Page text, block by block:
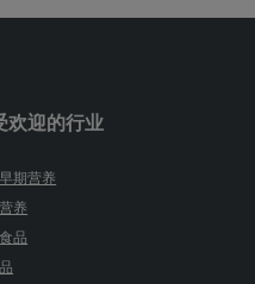
欢迎的行业
期营养
养
品